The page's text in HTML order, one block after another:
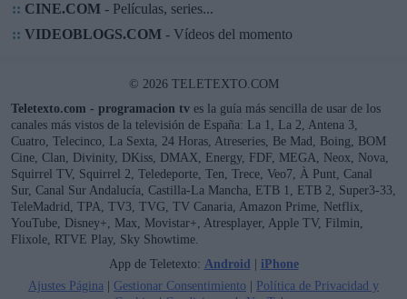
:: CINE.COM- Películas, series...
:: VIDEOBLOGS.COM- Vídeos del momento
© 2026 TELETEXTO.COM
Teletexto.com - programacion tv es la guía más sencilla de usar de los
canales más vistos de la televisión de España: La 1, La 2, Antena 3,
Cuatro, Telecinco, La Sexta, 24 Horas, Atreseries, Be Mad, Boing, BOM
Cine, Clan, Divinity, DKiss, DMAX, Energy, FDF, MEGA, Neox, Nova,
Squirrel TV, Squirrel 2, Teledeporte, Ten, Trece, Veo7, À Punt, Canal
Sur, Canal Sur Andalucía, Castilla-La Mancha, ETB 1, ETB 2, Super3-33,
TeleMadrid, TPA, TV3, TVG, TV Canaria, Amazon Prime, Netflix,
YouTube, Disney+, Max, Movistar+, Atresplayer, Apple TV, Filmin,
Flixole, RTVE Play, Sky Showtime.
App de Teletexto: Android | iPhone
Ajustes Página | Gestionar Consentimiento | Política de Privacidad y